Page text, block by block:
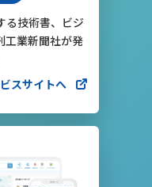
る技術書、ビジ
工業新聞社が発
スサイトへ